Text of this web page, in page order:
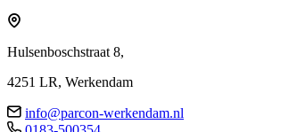
Hulsenboschstraat 8,
4251 LR, Werkendam
info@parcon-werkendam.nl